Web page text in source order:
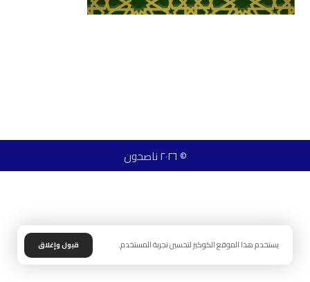
© ٢٠٢٦ ناصحون
يستخدم هذا الموقع الكوكيز لتحسين تجربة المستخدم. قبول وإغلاق